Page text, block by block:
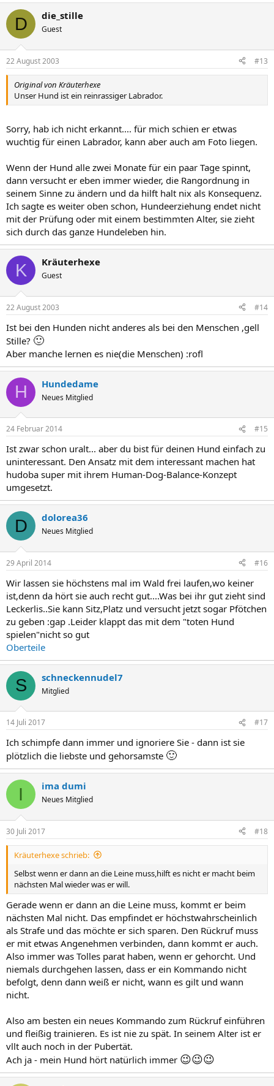
D die_stille
Guest
22 August 2003 #13
Original von Kräuterhexe
Unser Hund ist ein reinrassiger Labrador.
Sorry, hab ich nicht erkannt.... für mich schien er etwas
wuchtig für einen Labrador, kann aber auch am Foto liegen.
Wenn der Hund alle zwei Monate für ein paar Tage spinnt,
dann versucht er eben immer wieder, die Rangordnung in
seinem Sinne zu ändern und da hilft halt nix als Konsequenz.
Ich sagte es weiter oben schon, Hundeerziehung endet nicht
mit der Prüfung oder mit einem bestimmten Alter, sie zieht
sich durch das ganze Hundeleben hin.
K Kräuterhexe
Guest
22 August 2003 #14
Ist bei den Hunden nicht anderes als bei den Menschen ,gell
Stille? 🙂
Aber manche lernen es nie(die Menschen) :rofl
H Hundedame
Neues Mitglied
24 Februar 2014 #15
Ist zwar schon uralt... aber du bist für deinen Hund einfach zu
uninteressant. Den Ansatz mit dem interessant machen hat
hudoba super mit ihrem Human-Dog-Balance-Konzept
umgesetzt.
D dolorea36
Neues Mitglied
29 April 2014 #16
Wir lassen sie höchstens mal im Wald frei laufen,wo keiner
ist,denn da hört sie auch recht gut....Was bei ihr gut zieht sind
Leckerlis..Sie kann Sitz,Platz und versucht jetzt sogar Pfötchen
zu geben :gap .Leider klappt das mit dem "toten Hund
spielen"nicht so gut
Oberteile
S schneckennudel7
Mitglied
14 Juli 2017 #17
Ich schimpfe dann immer und ignoriere Sie - dann ist sie
plötzlich die liebste und gehorsamste 🙂
I ima dumi
Neues Mitglied
30 Juli 2017 #18
Kräuterhexe schrieb:
Selbst wenn er dann an die Leine muss,hilft es nicht er macht beim
nächsten Mal wieder was er will.
Gerade wenn er dann an die Leine muss, kommt er beim
nächsten Mal nicht. Das empfindet er höchstwahrscheinlich
als Strafe und das möchte er sich sparen. Den Rückruf muss
er mit etwas Angenehmen verbinden, dann kommt er auch.
Also immer was Tolles parat haben, wenn er gehorcht. Und
niemals durchgehen lassen, dass er ein Kommando nicht
befolgt, denn dann weiß er nicht, wann es gilt und wann
nicht.
Also am besten ein neues Kommando zum Rückruf einführen
und fleißig trainieren. Es ist nie zu spät. In seinem Alter ist er
vllt auch noch in der Pubertät.
Ach ja - mein Hund hört natürlich immer 😉😉😉